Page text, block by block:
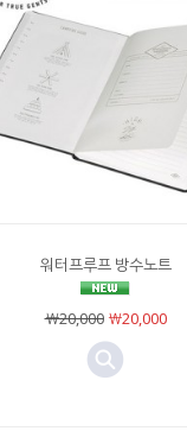
워터프루프 방수노트
￦20,000￦20,000